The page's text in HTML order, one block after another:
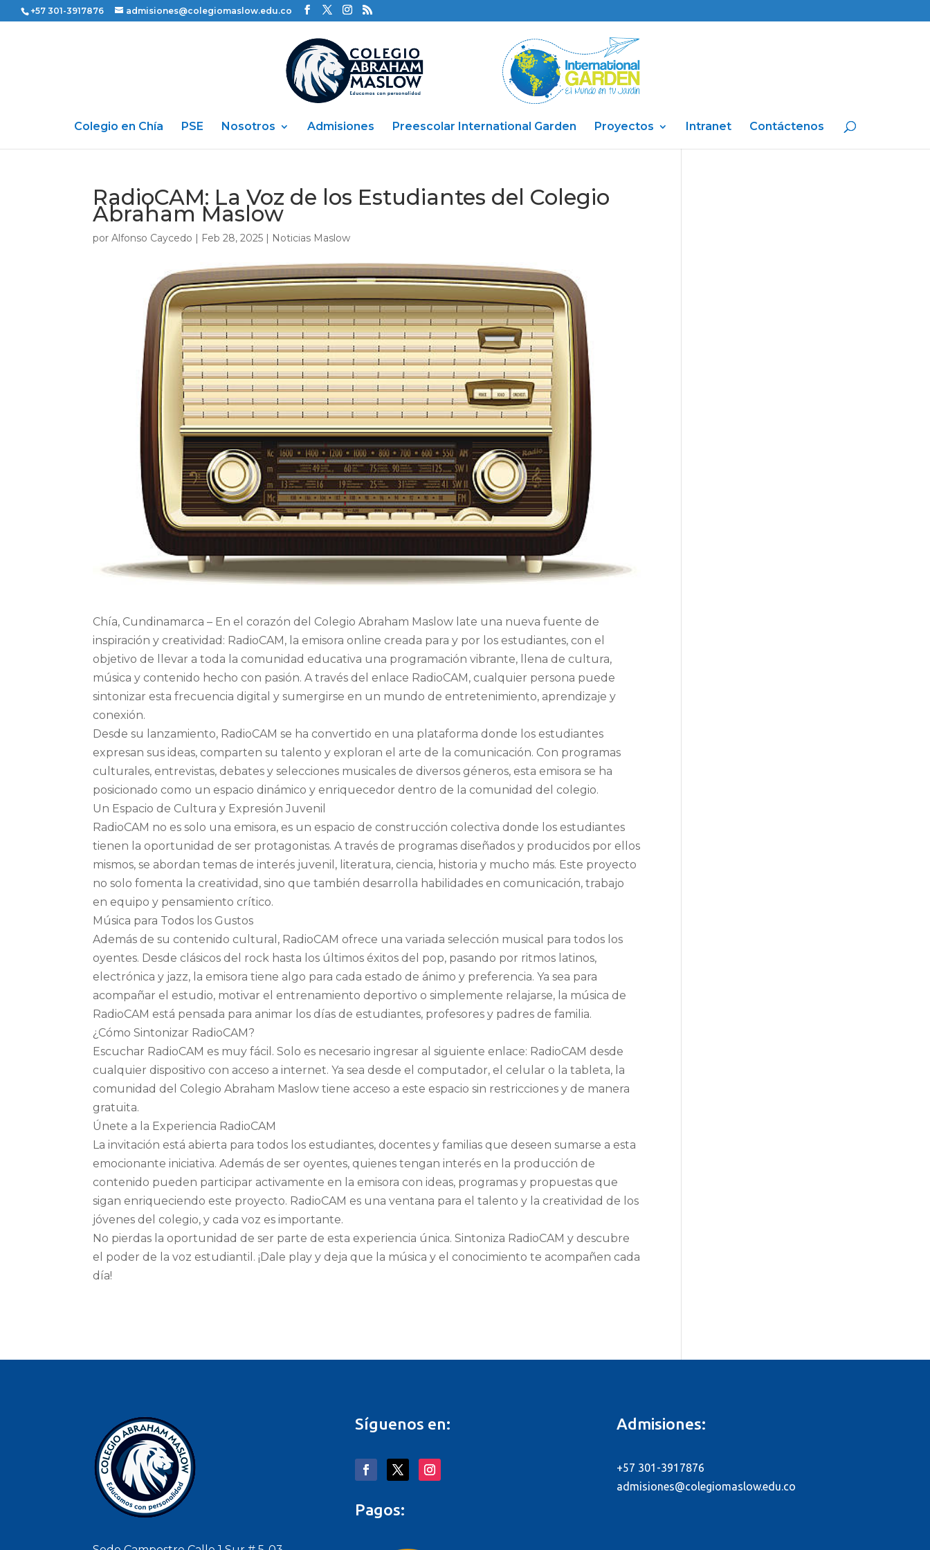
+57 301-3917876 admisiones@colegiomaslow.edu.co
Colegio en Chía PSE Nosotros Admisiones Preescolar International Garden Proyectos Intranet Contáctenos
RadioCAM: La Voz de los Estudiantes del Colegio
Abraham Maslow
porAlfonso Caycedo | Feb 28, 2025 | Noticias Maslow
Chía, Cundinamarca – En el corazón del Colegio Abraham Maslow late una nueva fuente de
inspiración y creatividad: RadioCAM, la emisora online creada para y por los estudiantes, con el
objetivo de llevar a toda la comunidad educativa una programación vibrante, llena de cultura,
música y contenido hecho con pasión. A través del enlace RadioCAM, cualquier persona puede
sintonizar esta frecuencia digital y sumergirse en un mundo de entretenimiento, aprendizaje y
conexión.
Desde su lanzamiento, RadioCAM se ha convertido en una plataforma donde los estudiantes
expresan sus ideas, comparten su talento y exploran el arte de la comunicación. Con programas
culturales, entrevistas, debates y selecciones musicales de diversos géneros, esta emisora se ha
posicionado como un espacio dinámico y enriquecedor dentro de la comunidad del colegio.
Un Espacio de Cultura y Expresión Juvenil
RadioCAM no es solo una emisora, es un espacio de construcción colectiva donde los estudiantes
tienen la oportunidad de ser protagonistas. A través de programas diseñados y producidos por ellos
mismos, se abordan temas de interés juvenil, literatura, ciencia, historia y mucho más. Este proyecto
no solo fomenta la creatividad, sino que también desarrolla habilidades en comunicación, trabajo
en equipo y pensamiento crítico.
Música para Todos los Gustos
Además de su contenido cultural, RadioCAM ofrece una variada selección musical para todos los
oyentes. Desde clásicos del rock hasta los últimos éxitos del pop, pasando por ritmos latinos,
electrónica y jazz, la emisora tiene algo para cada estado de ánimo y preferencia. Ya sea para
acompañar el estudio, motivar el entrenamiento deportivo o simplemente relajarse, la música de
RadioCAM está pensada para animar los días de estudiantes, profesores y padres de familia.
¿Cómo Sintonizar RadioCAM?
Escuchar RadioCAM es muy fácil. Solo es necesario ingresar al siguiente enlace: RadioCAM desde
cualquier dispositivo con acceso a internet. Ya sea desde el computador, el celular o la tableta, la
comunidad del Colegio Abraham Maslow tiene acceso a este espacio sin restricciones y de manera
gratuita.
Únete a la Experiencia RadioCAM
La invitación está abierta para todos los estudiantes, docentes y familias que deseen sumarse a esta
emocionante iniciativa. Además de ser oyentes, quienes tengan interés en la producción de
contenido pueden participar activamente en la emisora con ideas, programas y propuestas que
sigan enriqueciendo este proyecto. RadioCAM es una ventana para el talento y la creatividad de los
jóvenes del colegio, y cada voz es importante.
No pierdas la oportunidad de ser parte de esta experiencia única. Sintoniza RadioCAM y descubre
el poder de la voz estudiantil. ¡Dale play y deja que la música y el conocimiento te acompañen cada
día!
Síguenos en:
Pagos:
Admisiones:
+57 301-3917876
admisiones@colegiomaslow.edu.co